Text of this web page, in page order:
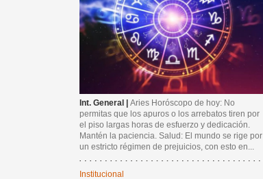
Int. General | Aries Horóscopo de hoy: No
permitas que los apuros o los arrebatos tiren por
el piso largas horas de esfuerzo y dedicación.
Mantén la paciencia. Salud: El mundo se rige por
un estricto régimen de prejuicios, con esto en...
Institucional